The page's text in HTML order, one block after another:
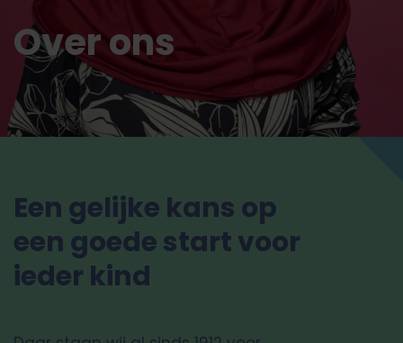
Over ons
Een gelijke kans op
een goede start voor
ieder kind